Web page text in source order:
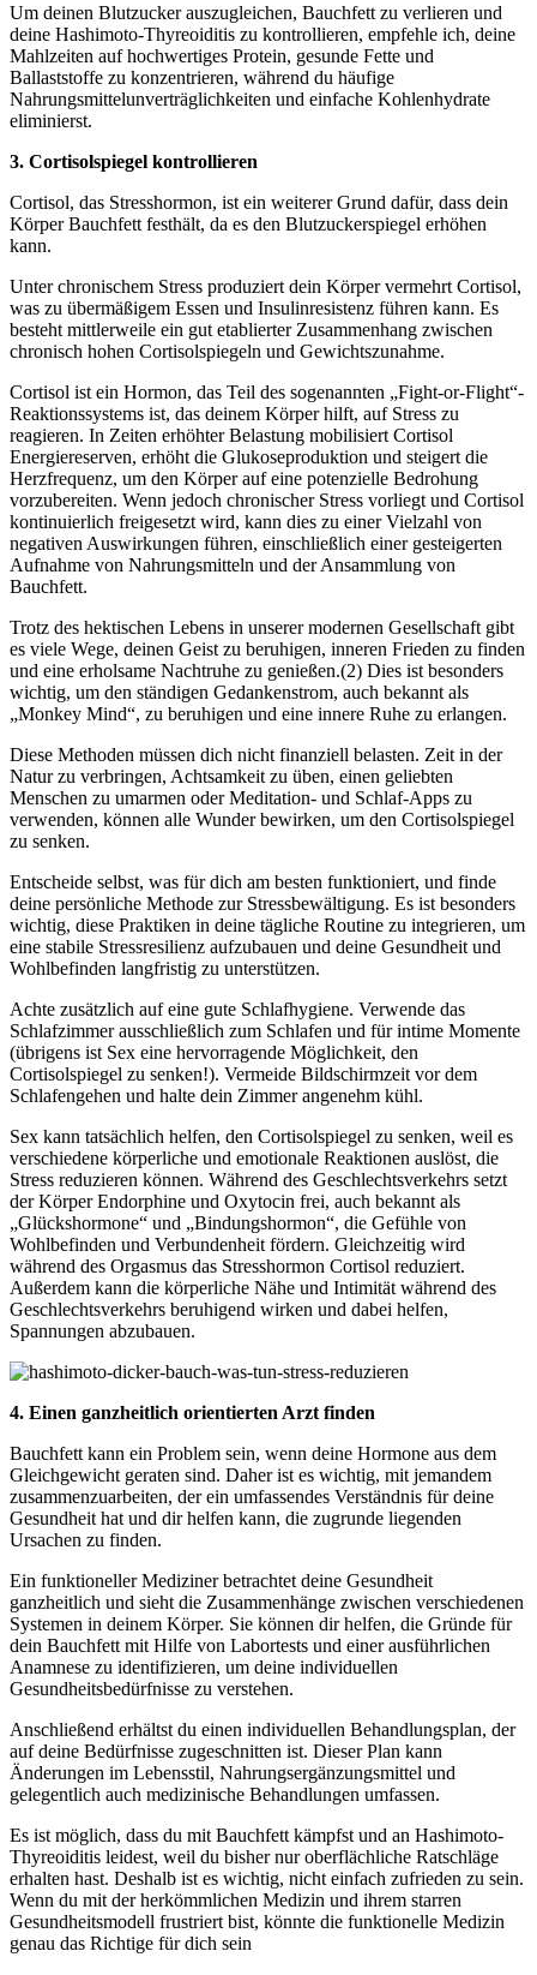
Um deinen Blutzucker auszugleichen, Bauchfett zu verlieren und
deine Hashimoto-Thyreoiditis zu kontrollieren, empfehle ich, deine
Mahlzeiten auf hochwertiges Protein, gesunde Fette und
Ballaststoffe zu konzentrieren, während du häufige
Nahrungsmittelunverträglichkeiten und einfache Kohlenhydrate
eliminierst.
3. Cortisolspiegel kontrollieren
Cortisol, das Stresshormon, ist ein weiterer Grund dafür, dass dein
Körper Bauchfett festhält, da es den Blutzuckerspiegel erhöhen
kann.
Unter chronischem Stress produziert dein Körper vermehrt Cortisol,
was zu übermäßigem Essen und Insulinresistenz führen kann. Es
besteht mittlerweile ein gut etablierter Zusammenhang zwischen
chronisch hohen Cortisolspiegeln und Gewichtszunahme.
Cortisol ist ein Hormon, das Teil des sogenannten „Fight-or-Flight“-
Reaktionssystems ist, das deinem Körper hilft, auf Stress zu
reagieren. In Zeiten erhöhter Belastung mobilisiert Cortisol
Energiereserven, erhöht die Glukoseproduktion und steigert die
Herzfrequenz, um den Körper auf eine potenzielle Bedrohung
vorzubereiten. Wenn jedoch chronischer Stress vorliegt und Cortisol
kontinuierlich freigesetzt wird, kann dies zu einer Vielzahl von
negativen Auswirkungen führen, einschließlich einer gesteigerten
Aufnahme von Nahrungsmitteln und der Ansammlung von
Bauchfett.
Trotz des hektischen Lebens in unserer modernen Gesellschaft gibt
es viele Wege, deinen Geist zu beruhigen, inneren Frieden zu finden
und eine erholsame Nachtruhe zu genießen.(2) Dies ist besonders
wichtig, um den ständigen Gedankenstrom, auch bekannt als
„Monkey Mind“, zu beruhigen und eine innere Ruhe zu erlangen.
Diese Methoden müssen dich nicht finanziell belasten. Zeit in der
Natur zu verbringen, Achtsamkeit zu üben, einen geliebten
Menschen zu umarmen oder Meditation- und Schlaf-Apps zu
verwenden, können alle Wunder bewirken, um den Cortisolspiegel
zu senken.
Entscheide selbst, was für dich am besten funktioniert, und finde
deine persönliche Methode zur Stressbewältigung. Es ist besonders
wichtig, diese Praktiken in deine tägliche Routine zu integrieren, um
eine stabile Stressresilienz aufzubauen und deine Gesundheit und
Wohlbefinden langfristig zu unterstützen.
Achte zusätzlich auf eine gute Schlafhygiene. Verwende das
Schlafzimmer ausschließlich zum Schlafen und für intime Momente
(übrigens ist Sex eine hervorragende Möglichkeit, den
Cortisolspiegel zu senken!). Vermeide Bildschirmzeit vor dem
Schlafengehen und halte dein Zimmer angenehm kühl.
Sex kann tatsächlich helfen, den Cortisolspiegel zu senken, weil es
verschiedene körperliche und emotionale Reaktionen auslöst, die
Stress reduzieren können. Während des Geschlechtsverkehrs setzt
der Körper Endorphine und Oxytocin frei, auch bekannt als
„Glückshormone“ und „Bindungshormon“, die Gefühle von
Wohlbefinden und Verbundenheit fördern. Gleichzeitig wird
während des Orgasmus das Stresshormon Cortisol reduziert.
Außerdem kann die körperliche Nähe und Intimität während des
Geschlechtsverkehrs beruhigend wirken und dabei helfen,
Spannungen abzubauen.
4. Einen ganzheitlich orientierten Arzt finden
Bauchfett kann ein Problem sein, wenn deine Hormone aus dem
Gleichgewicht geraten sind. Daher ist es wichtig, mit jemandem
zusammenzuarbeiten, der ein umfassendes Verständnis für deine
Gesundheit hat und dir helfen kann, die zugrunde liegenden
Ursachen zu finden.
Ein funktioneller Mediziner betrachtet deine Gesundheit
ganzheitlich und sieht die Zusammenhänge zwischen verschiedenen
Systemen in deinem Körper. Sie können dir helfen, die Gründe für
dein Bauchfett mit Hilfe von Labortests und einer ausführlichen
Anamnese zu identifizieren, um deine individuellen
Gesundheitsbedürfnisse zu verstehen.
Anschließend erhältst du einen individuellen Behandlungsplan, der
auf deine Bedürfnisse zugeschnitten ist. Dieser Plan kann
Änderungen im Lebensstil, Nahrungsergänzungsmittel und
gelegentlich auch medizinische Behandlungen umfassen.
Es ist möglich, dass du mit Bauchfett kämpfst und an Hashimoto-
Thyreoiditis leidest, weil du bisher nur oberflächliche Ratschläge
erhalten hast. Deshalb ist es wichtig, nicht einfach zufrieden zu sein.
Wenn du mit der herkömmlichen Medizin und ihrem starren
Gesundheitsmodell frustriert bist, könnte die funktionelle Medizin
genau das Richtige für dich sein